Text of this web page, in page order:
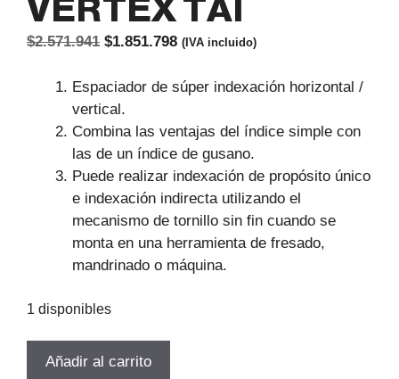
VERTEX TAI
$2.571.941 El
original
era:
$2.571.941.
$1.851.798El
actual
$1.851.798.
(IVA incluido)
Espaciador de súper indexación horizontal /
vertical.
Combina las ventajas del índice simple con
las de un índice de gusano.
Puede realizar indexación de propósito único
e indexación indirecta utilizando el
mecanismo de tornillo sin fin cuando se
monta en una herramienta de fresado,
mandrinado o máquina.
1 disponibles
Añadir al carrito